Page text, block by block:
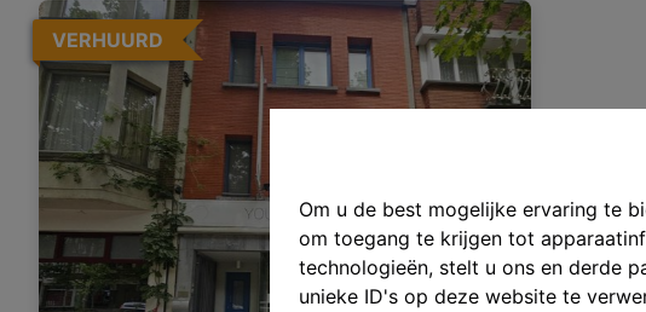
Om u de best mogelijke ervaring te
om toegang te krijgen tot
technologieën, stelt u ons en derde
unieke ID's op deze website te
VERHUURD